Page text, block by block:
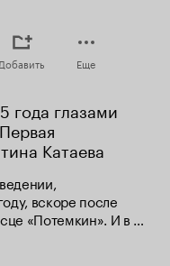
Добавить Еще
года глазами
Катаева
вскоре после
«Потемкин». И в
события показаны с
и Гаврика. Вместе с